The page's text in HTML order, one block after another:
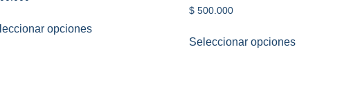
opciones
$ 500.000
Seleccionar opciones